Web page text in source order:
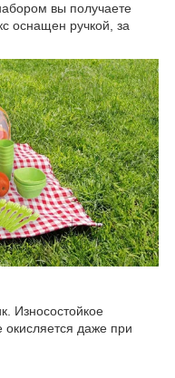
вы получаете
оснащен ручкой, за
Износостойкое
даже при